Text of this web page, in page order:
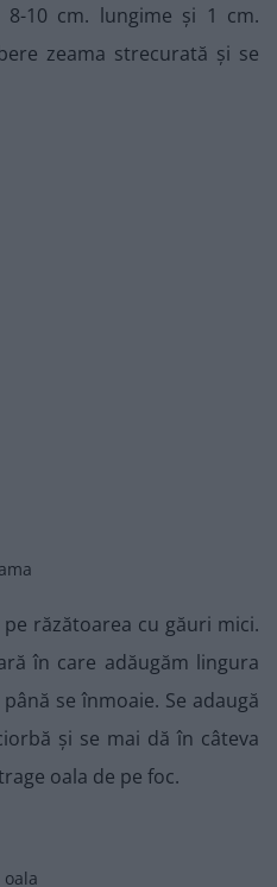
10 cm. lungime și 1 cm.
zeama strecurată și se
răzătoarea cu găuri mici.
în care adăugăm lingura
se înmoaie. Se adaugă
și se mai dă în câteva
oala de pe foc.